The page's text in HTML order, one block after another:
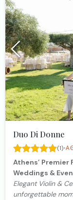
Duo Di Donne
(1)·
Athens’ Premier
Weddings &
Elegant Violin &
unforgettable